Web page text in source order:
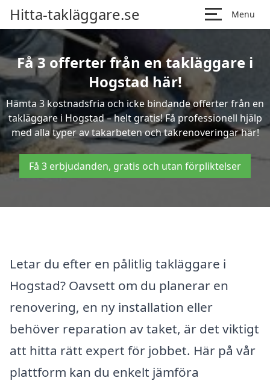
Hitta-takläggare.se Menu
Få 3 offerter från en takläggare i
Hogstad här!
Hämta 3 kostnadsfria och icke bindande offerter från en
takläggare i Hogstad – helt gratis! Få professionell hjälp
med alla typer av takarbeten och takrenoveringar här!
Få 3 erbjudanden, gratis och utan förpliktelser
Letar du efter en pålitlig takläggare i
Hogstad? Oavsett om du planerar en
renovering, en ny installation eller
behöver reparation av taket, är det viktigt
att hitta rätt expert för jobbet. Här på vår
plattform kan du enkelt jämföra